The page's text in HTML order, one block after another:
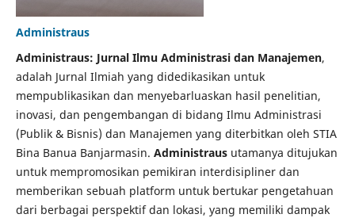
Administraus
Administraus: Jurnal Ilmu Administrasi dan Manajemen,
adalah Jurnal Ilmiah yang didedikasikan untuk
mempublikasikan dan menyebarluaskan hasil penelitian,
inovasi, dan pengembangan di bidang Ilmu Administrasi
(Publik & Bisnis) dan Manajemen yang diterbitkan oleh STIA
Bina Banua Banjarmasin. Administrausutamanya ditujukan
untuk mempromosikan pemikiran interdisipliner dan
memberikan sebuah platform untuk bertukar pengetahuan
dari berbagai perspektif dan lokasi, yang memiliki dampak